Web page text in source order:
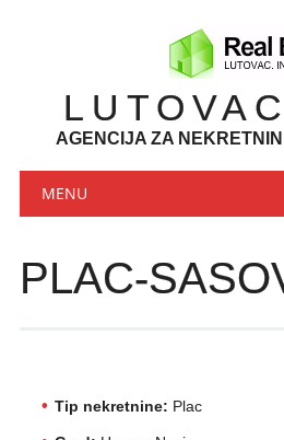
AGENCIJA ZA
Main menu
MENU
PLAC-
Tip nekretnine: Plac